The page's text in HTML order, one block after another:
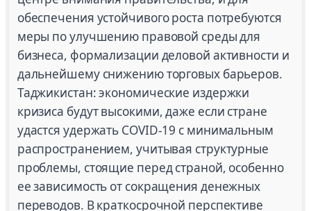
обеспечения устойчивого роста потребуются
меры по улучшению правовой среды для
бизнеса, формализации деловой активности и
дальнейшему снижению торговых барьеров.
Таджикистан: экономические издержки
кризиса будут высокими, даже если стране
удастся удержать COVID-19 с минимальным
распространением, учитывая структурные
проблемы, стоящие перед страной, особенно
ее зависимость от сокращения денежных
переводов. В краткосрочной перспективе